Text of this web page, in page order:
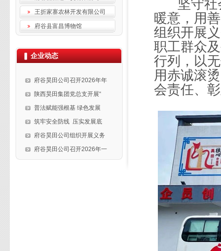
王折家寨农林开发有限公司
府谷县富昌博物馆
企业动态
府谷昊田公司召开2026年年
陕西昊田集团党总支开展“
普法赋能强根基 绿色发展
筑牢安全防线 压实发展底
府谷昊田公司组织开展义务
府谷昊田公司召开2026年一
坚守
暖意，用
组织开展
职工群众
行列，以
用赤诚滚
会责任、